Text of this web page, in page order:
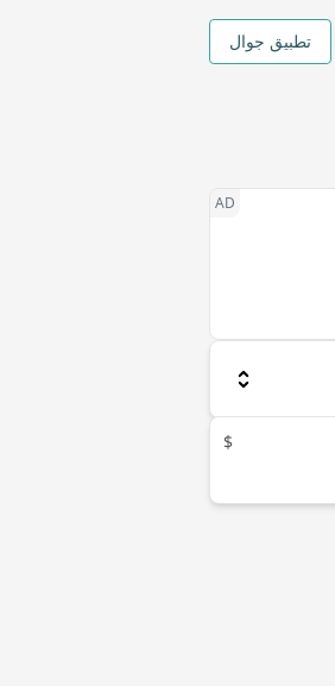
تطبيق جوال
$